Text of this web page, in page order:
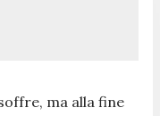
ma alla fine